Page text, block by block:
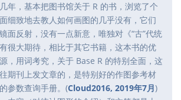
年，基本把图书馆关于 R 的书，浏览了个
细致地去教人如何画图的几乎没有，它们
面反射，没有一点新意，唯独对《“古”代统
很大期待，相比于其它书籍，这本书的优
，用词考究，关于 Base R 的特别全面，这
期刊上发文章的，是特别好的作图参考材
参数查询手册。(Cloud2016, 2019年7月)